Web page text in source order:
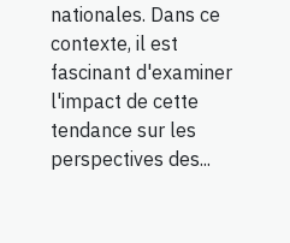
nationales. Dans ce
contexte, il est
fascinant d'examiner
l'impact de cette
tendance sur les
perspectives des...